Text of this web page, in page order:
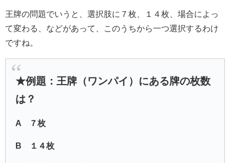
王牌の問題でいうと、選択肢に７枚、１４枚、場合によっ
て変わる、などがあって、このうちから一つ選択するわけ
ですね。
★例題：王牌（ワンパイ）にある牌の枚数
は？
A ７枚
B １４枚